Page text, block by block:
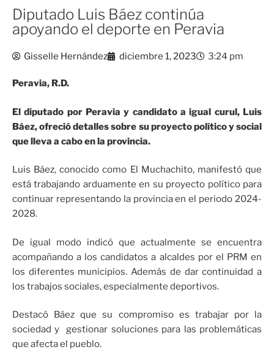
Diputado Luis Báez continúa
apoyando el deporte en Peravia
Gisselle Hernández diciembre 1, 2023 3:24 pm
Peravia, R.D.
El diputado por Peravia y candidato a igual curul, Luis
Báez, ofreció detalles sobre su proyecto político y social
que lleva a cabo en la provincia.
Luis Báez, conocido como El Muchachito, manifestó que
está trabajando arduamente en su proyecto político para
continuar representando la provincia en el periodo 2024-
2028.
De igual modo indicó que actualmente se encuentra
acompañando a los candidatos a alcaldes por el PRM en
los diferentes municipios. Además de dar continuidad a
los trabajos sociales, especialmente deportivos.
Destacó Báez que su compromiso es trabajar por la
sociedad y gestionar soluciones para las problemáticas
que afecta el pueblo.